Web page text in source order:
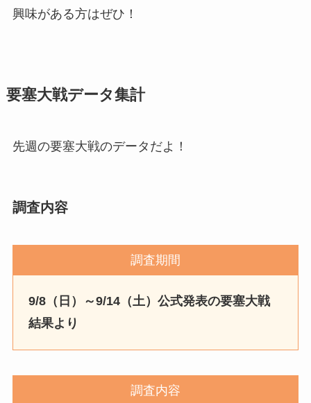
興味がある方はぜひ！
要塞大戦データ集計
先週の要塞大戦のデータだよ！
調査内容
調査期間
9/8（日）～9/14（土）公式発表の要塞大戦
結果より
調査内容